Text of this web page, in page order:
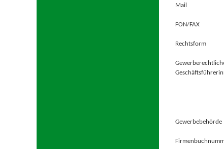
Mail
FON/FAX
Rechtsform
Gewerbebehörde